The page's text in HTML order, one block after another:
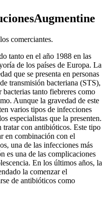
comerciantes.
tanto en el año 1988 en las
de los países de Europa. La
que se presenta en personas
transmisión bacteriana (STS),
tanto fiebreres como
Aunque la gravedad de este
varios tipos de infecciones
especialistas que la presenten.
tratar con antibióticos. Este tipo
en combinación con el
una de las infecciones más
es una de las complicaciones
En los últimos años, la
la comenzar el
de antibióticos como